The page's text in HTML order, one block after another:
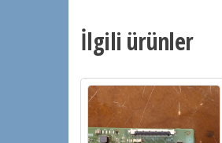
İlgili ürünler